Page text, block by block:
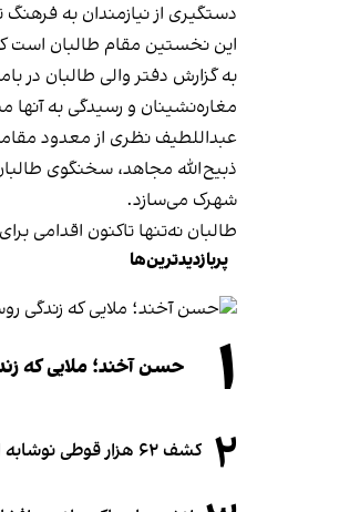
دستگیری از نیازمندان به
این نخستین مقام طالبان است
به گزارش دفتر والی طالبان در
مغاره‌نشینان و رسیدگی به آنها
عبداللطیف نظری از معدود
ذبیح‌الله مجاهد، سخنگوی
شهرک می‌سازد.
طالبان نه‌تنها تاکنون اقدامی
پربازدیدترین‌ها
۱ حسن آخند؛ ملایی که
۲ کشف ۶۲ هزار قوطی نوشابه انرژی‌زای تقلبی ساخت افغانستان در آلمان